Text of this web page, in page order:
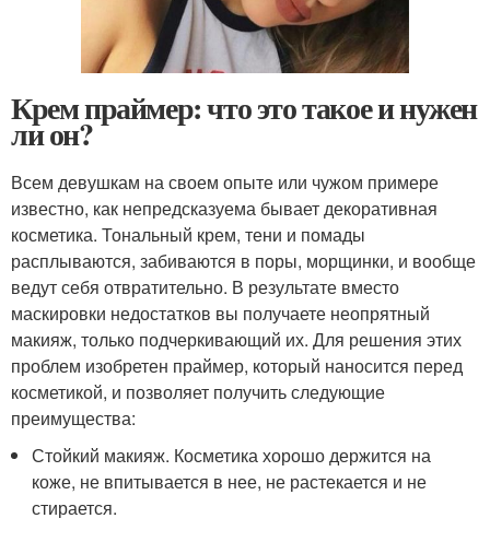
Крем праймер: что это такое и нужен
ли он?
Всем девушкам на своем опыте или чужом примере
известно, как непредсказуема бывает декоративная
косметика. Тональный крем, тени и помады
расплываются, забиваются в поры, морщинки, и вообще
ведут себя отвратительно. В результате вместо
маскировки недостатков вы получаете неопрятный
макияж, только подчеркивающий их. Для решения этих
проблем изобретен праймер, который наносится перед
косметикой, и позволяет получить следующие
преимущества:
Стойкий макияж. Косметика хорошо держится на
коже, не впитывается в нее, не растекается и не
стирается.